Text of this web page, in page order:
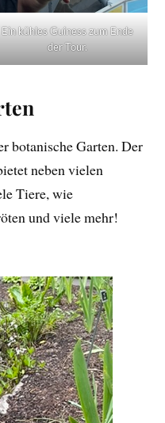
Ein kühles Guiness zum Ende
der Tour.
botanische Garten. Der
neben vielen
Tiere, wie
und viele mehr!